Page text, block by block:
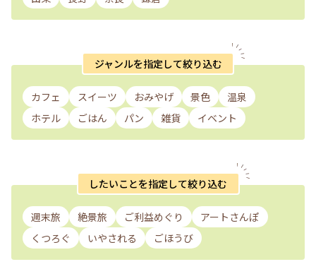
ジャンルを指定して絞り込む
カフェ スイーツ おみやげ 景色
温泉
ホテル
ごはん パン 雑貨 イベント
したいことを指定して絞り込む
週末旅 絶景旅 ご利益めぐり
アートさんぽ
くつろぐ
いやされる ごほうび